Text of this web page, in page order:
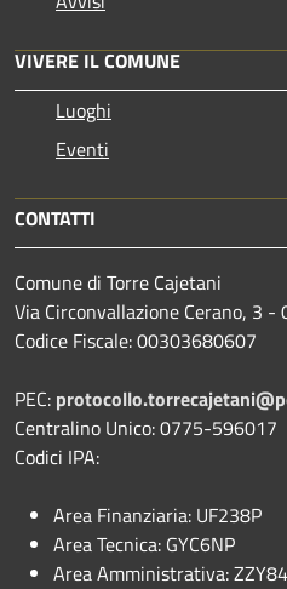
VIVERE IL COMUNE
Luoghi
Eventi
CONTATTI
Comune di Torre Cajetani
Via Circonvallazione Cerano, 3
Codice Fiscale: 00303680607
PEC:
Centralino Unico: 0775-596017
Codici IPA:
Area Finanziaria: UF238P
Area Tecnica: GYC6NP
Area Amministrativa: